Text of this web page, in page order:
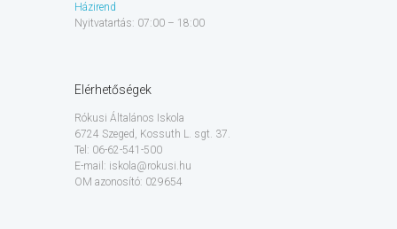
Házirend
Nyitvatartás: 07:00 – 18:00
Elérhetőségek
Rókusi Általános Iskola
6724 Szeged, Kossuth L. sgt. 37.
Tel: 06-62-541-500
E-mail: iskola@rokusi.hu
OM azonosító: 029654